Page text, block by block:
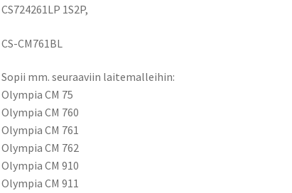
CS724261LP 1S2P,
CS-CM761BL
Sopii mm. seuraaviin laitemalleihin:
Olympia CM 75
Olympia CM 760
Olympia CM 761
Olympia CM 762
Olympia CM 910
Olympia CM 911